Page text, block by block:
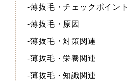
-薄抜毛・チェックポイント
-薄抜毛・原因
-薄抜毛・対策関連
-薄抜毛・栄養関連
-薄抜毛・知識関連